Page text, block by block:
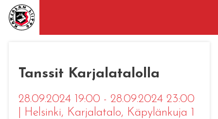
Tanssit Karjalatalolla
28.09.2024 19:00 - 28.09.2024 23:00
Helsinki, Karjalatalo, Käpylänkuja 1